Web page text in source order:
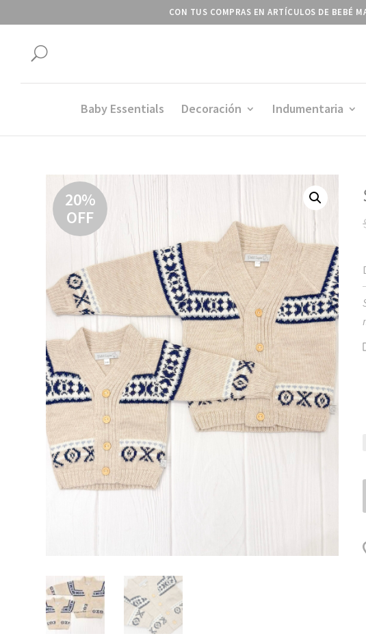
CON TUS COMPRAS EN ARTÍCULOS DE BEBÉ
U
Baby Essentials Decoración Indumentaria
20%
OFF